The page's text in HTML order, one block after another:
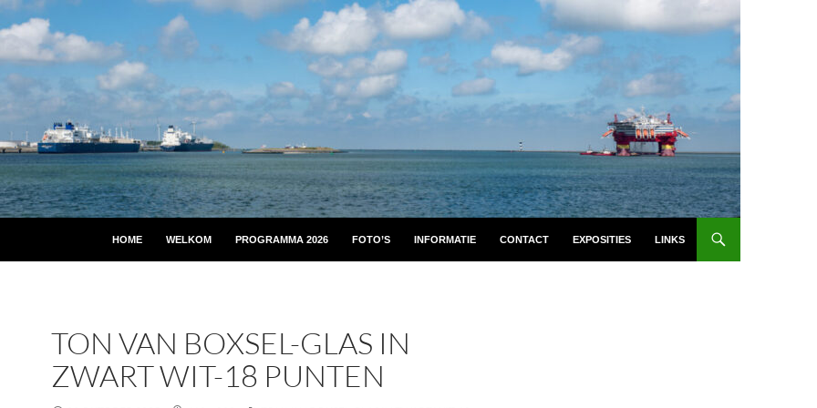
HOME WELKOM PROGRAMMA 2026 FOTO’S INFORMATIE CONTACT EXPOSITIES LINKS
TON VAN BOXSEL-GLAS IN
ZWART WIT-18 PUNTEN